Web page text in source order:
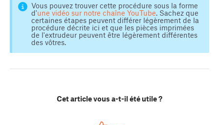
Vous pouvez trouver cette procédure sous la forme
d'une vidéo sur notre chaîne YouTube. Sachez que
certaines étapes peuvent différer légèrement de la
procédure décrite ici et que les pièces imprimées
de l'extrudeur peuvent être légèrement différentes
des vôtres.
Cet article vous a-t-il été utile ?